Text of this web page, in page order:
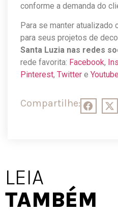
conforme a demanda do
Para se manter atualizado
para seus projetos de
Santa Luzia nas redes
rede favorita: Facebook,
Pinterest, Twitter e Youtube
Compartilhe:
LEIA
TAMBÉM